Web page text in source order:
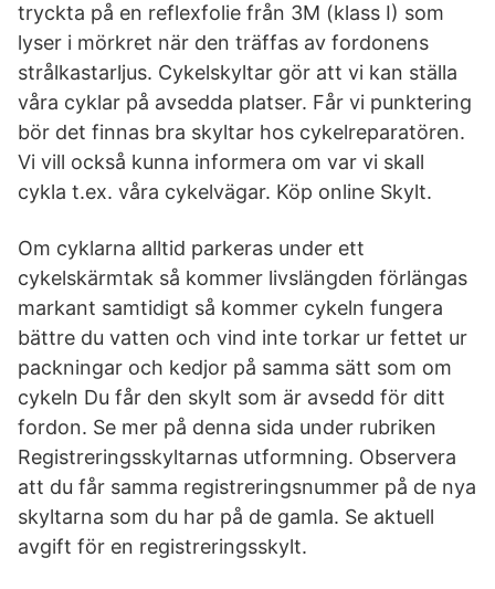
tryckta på en reflexfolie från 3M (klass I) som
lyser i mörkret när den träffas av fordonens
strålkastarljus. Cykelskyltar gör att vi kan ställa
våra cyklar på avsedda platser. Får vi punktering
bör det finnas bra skyltar hos cykelreparatören.
Vi vill också kunna informera om var vi skall
cykla t.ex. våra cykelvägar. Köp online Skylt.
Om cyklarna alltid parkeras under ett
cykelskärmtak så kommer livslängden förlängas
markant samtidigt så kommer cykeln fungera
bättre du vatten och vind inte torkar ur fettet ur
packningar och kedjor på samma sätt som om
cykeln Du får den skylt som är avsedd för ditt
fordon. Se mer på denna sida under rubriken
Registreringsskyltarnas utformning. Observera
att du får samma registreringsnummer på de nya
skyltarna som du har på de gamla. Se aktuell
avgift för en registreringsskylt.